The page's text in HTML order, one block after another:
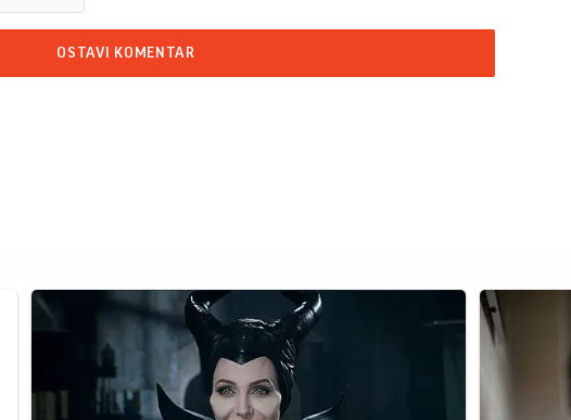
OSTAVI KOMENTAR